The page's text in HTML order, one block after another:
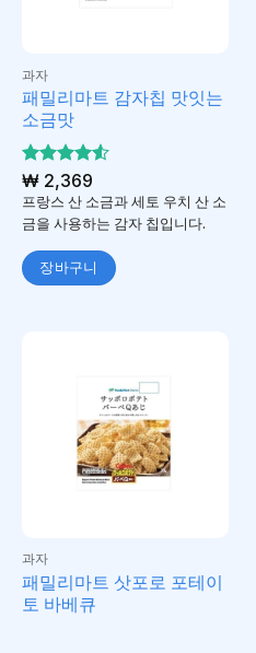
과자
패밀리마트 감자칩 맛잇는
소금맛
5 중에서
4.5로 평
가됨
₩2,369
프랑스 산 소금과 세토 우치 산 소
금을 사용하는 감자 칩입니다.
장바구니
과자
패밀리마트 삿포로 포테이
토 바베큐